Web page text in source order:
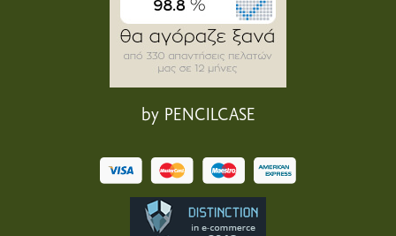
by PENCILCASE